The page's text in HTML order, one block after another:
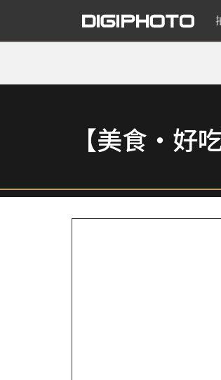
【美食‧好